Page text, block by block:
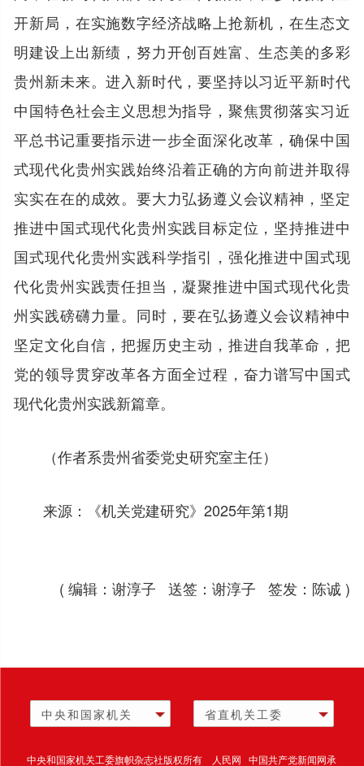
开新局，在实施数字经济战略上抢新机，在生态文
明建设上出新绩，努力开创百姓富、生态美的多彩
贵州新未来。进入新时代，要坚持以习近平新时代
中国特色社会主义思想为指导，聚焦贯彻落实习近
平总书记重要指示进一步全面深化改革，确保中国
式现代化贵州实践始终沿着正确的方向前进并取得
实实在在的成效。要大力弘扬遵义会议精神，坚定
推进中国式现代化贵州实践目标定位，坚持推进中
国式现代化贵州实践科学指引，强化推进中国式现
代化贵州实践责任担当，凝聚推进中国式现代化贵
州实践磅礴力量。同时，要在弘扬遵义会议精神中
坚定文化自信，把握历史主动，推进自我革命，把
党的领导贯穿改革各方面全过程，奋力谱写中国式
现代化贵州实践新篇章。
（作者系贵州省委党史研究室主任）
来源：《机关党建研究》2025年第1期
( 编辑：谢淳子 送签：谢淳子 签发：陈诚 )
中央和国家机关 省直机关工委
中央和国家机关工委旗帜杂志社版权所有 人民网 中国共产党新闻网承